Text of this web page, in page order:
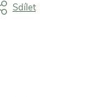
Sdílet